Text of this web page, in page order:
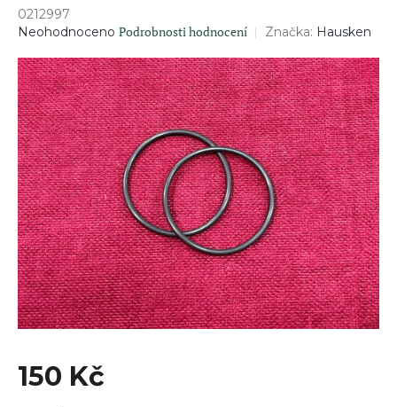
0212997
Průměrné
produktu
je
0,0
z
5
hvězdiček.
Neohodnoceno Podrobnosti hodnocení Značka: Hausken
150 Kč